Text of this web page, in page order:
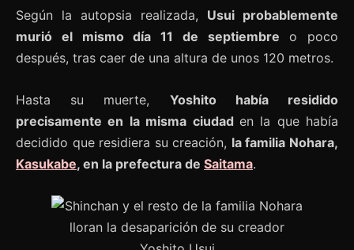
Según la autopsia realizada, Usui probablemente
murió el mismo día 11 de septiembre o poco
después, tras caer de una altura de unos 120 metros.
Hasta su muerte, Yoshito había residido
precisamente en la misma ciudad en la que había
decidido que residiera su creación, la familia Nohara,
Kasukabe, en la prefectura de Saitama.